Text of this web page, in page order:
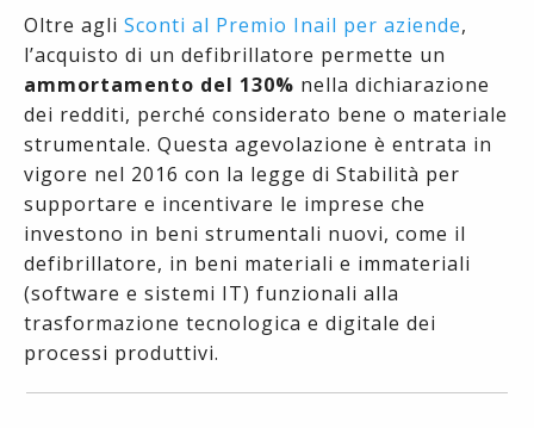
Oltre agli Sconti al Premio Inail per aziende,
l’acquisto di un defibrillatore permette un
ammortamento del 130% nella dichiarazione
dei redditi, perché considerato bene o materiale
strumentale. Questa agevolazione è entrata in
vigore nel 2016 con la legge di Stabilità per
supportare e incentivare le imprese che
investono in beni strumentali nuovi, come il
defibrillatore, in beni materiali e immateriali
(software e sistemi IT) funzionali alla
trasformazione tecnologica e digitale dei
processi produttivi.